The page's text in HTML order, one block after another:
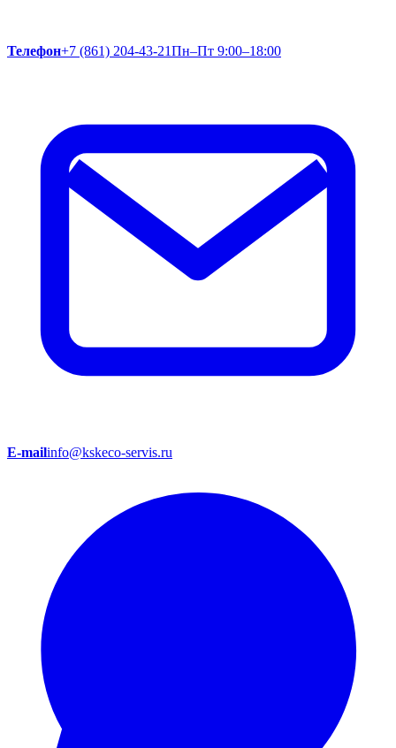
Телефон+7 (861) 204-43-21Пн–Пт 9:00–18:00
E-mailinfo@kskeco-servis.ru